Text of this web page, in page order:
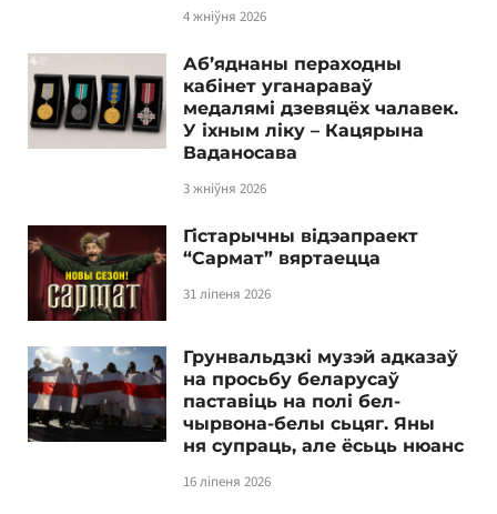
4 жніўня 2026
Аб’яднаны пераходны
кабінет уганараваў
медалямі дзевяцёх чалавек.
У іхным ліку – Кацярына
Ваданосава
3 жніўня 2026
Гістарычны відэапраект
“Сармат” вяртаецца
31 ліпеня 2026
Грунвальдзкі музэй адказаў
на просьбу беларусаў
паставіць на полі бел-
чырвона-белы сьцяг. Яны
ня супраць, але ёсьць нюанс
16 ліпеня 2026